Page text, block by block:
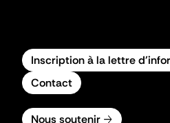
Inscription à la lettre
Contact
Nous soutenir